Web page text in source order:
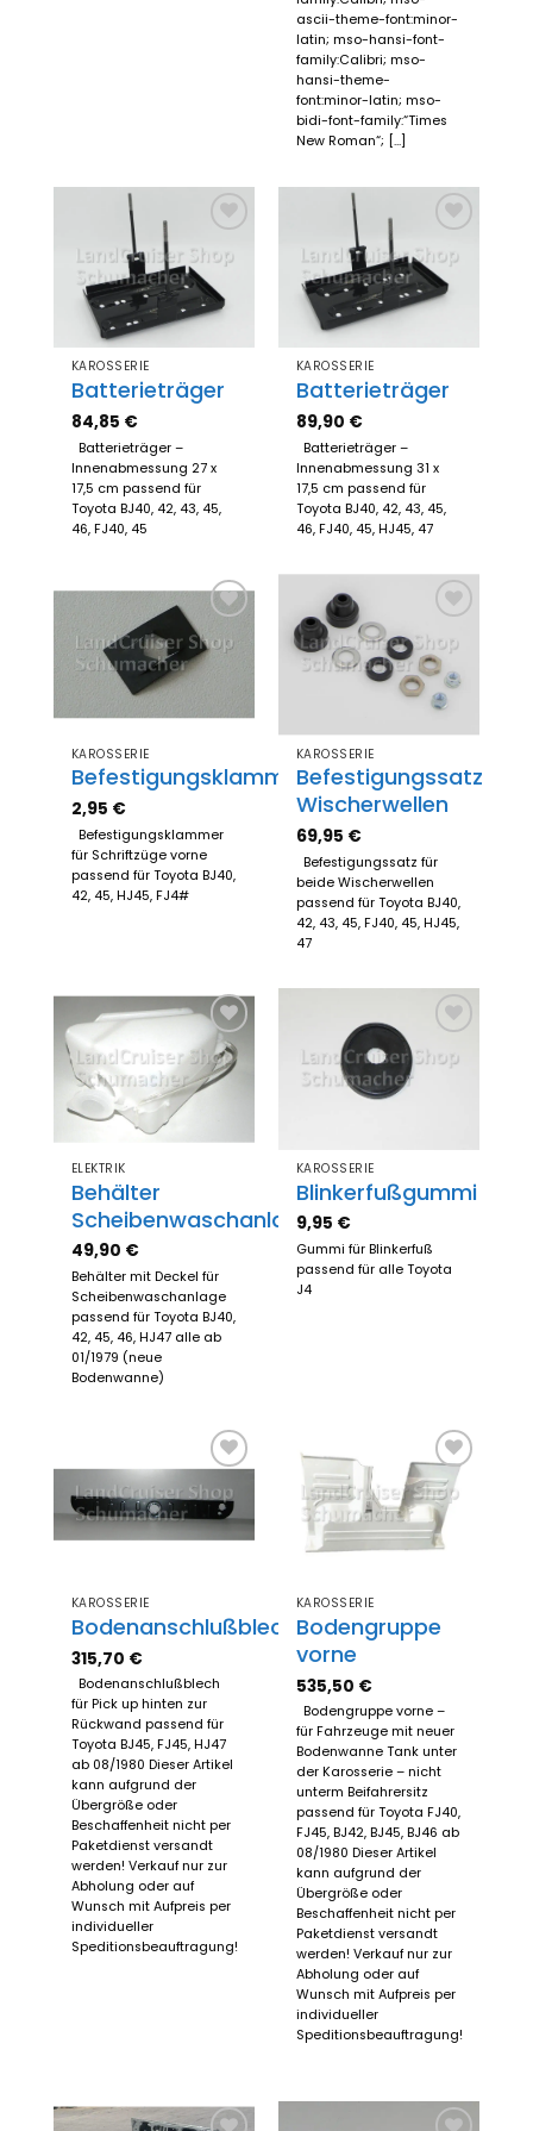
ascii-theme-font:minor-
latin; mso-hansi-font-
family:Calibri; mso-
hansi-theme-
font:minor-latin; mso-
bidi-font-family:“Times
New Roman“; [...]
Zum
Merkzettel
hinzufügen
KAROSSERIE
Batterieträger
84,85 €
Batterieträger –
Innenabmessung 27 x
17,5 cm passend für
Toyota BJ40, 42, 43, 45,
46, FJ40, 45
Zum
Merkzettel
hinzufügen
KAROSSERIE
Batterieträger
89,90 €
Batterieträger –
Innenabmessung 31 x
17,5 cm passend für
Toyota BJ40, 42, 43, 45,
46, FJ40, 45, HJ45, 47
Zum
Merkzettel
hinzufügen
KAROSSERIE
Befestigungsklammer
2,95 €
Befestigungsklammer
für Schriftzüge vorne
passend für Toyota BJ40,
42, 45, HJ45, FJ4#
Zum
Merkzettel
hinzufügen
KAROSSERIE
Befestigungssatz
Wischerwellen
69,95 €
Befestigungssatz für
beide Wischerwellen
passend für Toyota BJ40,
42, 43, 45, FJ40, 45, HJ45,
47
Zum
Merkzettel
hinzufügen
ELEKTRIK
Behälter
Scheibenwaschanlage
49,90 €
Behälter mit Deckel für
Scheibenwaschanlage
passend für Toyota BJ40,
42, 45, 46, HJ47 alle ab
01/1979 (neue
Bodenwanne)
Zum
Merkzettel
hinzufügen
KAROSSERIE
Blinkerfußgummi
9,95 €
Gummi für Blinkerfuß
passend für alle Toyota
J4
Zum
Merkzettel
hinzufügen
KAROSSERIE
Bodenanschlußblech
315,70 €
Bodenanschlußblech
für Pick up hinten zur
Rückwand passend für
Toyota BJ45, FJ45, HJ47
ab 08/1980 Dieser Artikel
kann aufgrund der
Übergröße oder
Beschaffenheit nicht per
Paketdienst versandt
werden! Verkauf nur zur
Abholung oder auf
Wunsch mit Aufpreis per
individueller
Speditionsbeauftragung!
Zum
Merkzettel
hinzufügen
KAROSSERIE
Bodengruppe
vorne
535,50 €
Bodengruppe vorne –
für Fahrzeuge mit neuer
Bodenwanne Tank unter
der Karosserie – nicht
unterm Beifahrersitz
passend für Toyota FJ40,
FJ45, BJ42, BJ45, BJ46 ab
08/1980 Dieser Artikel
kann aufgrund der
Übergröße oder
Beschaffenheit nicht per
Paketdienst versandt
werden! Verkauf nur zur
Abholung oder auf
Wunsch mit Aufpreis per
individueller
Speditionsbeauftragung!